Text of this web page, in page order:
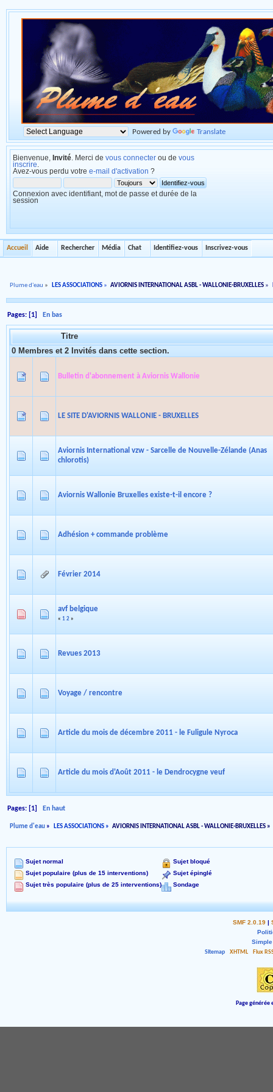
Powered by Translate
Bienvenue, Invité . Merci de vous connecter ou de vous
inscrire
Avez-vous perdu votre e-mail d'activation ?
Connexion avec identifiant, mot de passe et durée de la
session
Accueil Aide Rechercher Média Chat Identifiez-vous Inscrivez-vous
Plume d'eau » LES ASSOCIATIONS» AVIORNIS INTERNATIONAL ASBL - WALLONIE-BRUXELLES »
Pages: [1]En bas
Titre
0 Membres et 2 Invités dans cette section.
Bulletin d'abonnement à Aviornis Wallonie
LE SITE D'AVIORNIS WALLONIE - BRUXELLES
Aviornis International vzw - Sarcelle de Nouvelle-Zélande (Anas
chlorotis)
Aviornis Wallonie Bruxelles existe-t-il encore ?
Adhésion + commande problème
Février 2014
avf belgique
« 1 2 »
Revues 2013
Voyage / rencontre
Article du mois de décembre 2011 - le Fuligule Nyroca
Article du mois d'Août 2011 - le Dendrocygne veuf
Pages: [1] En haut
Plume d'eau » LES ASSOCIATIONS» AVIORNIS INTERNATIONAL ASBL - WALLONIE-BRUXELLES »
Sujet normal
Sujet populaire (plus de 15 interventions)
Sujet très populaire (plus de 25 interventions)
Sujet bloqué
Sujet épinglé
Sondage
SMF 2.0.19 |
Sitemap
XHTML Flux
Page générée